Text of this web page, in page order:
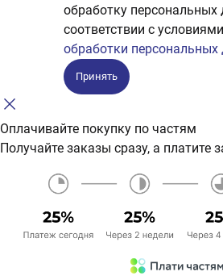
обработку персональных
соответствии с условиями
обработки персональных
Принять
Оплачивайте покупку по частям
Получайте заказы сразу, а платите